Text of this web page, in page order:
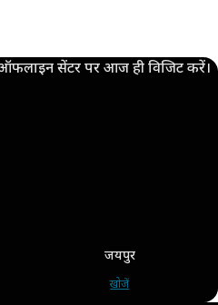
सेंटर पर आज ही विजिट करें।
जयपुर
खोजें